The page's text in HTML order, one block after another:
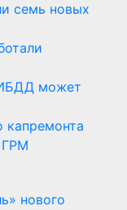
семь новых
может
капремонта
ГРМ
нового